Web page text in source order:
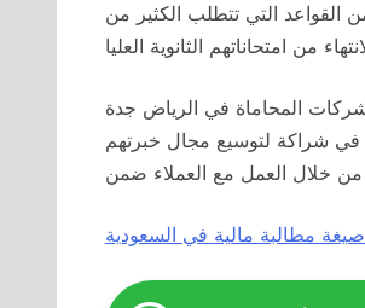
القواعد التي تتطلب الكثير من
المحاماة في الرياض جدة
شراكة لتوسيع مجال خبرتهم
صيغة مطالبة مالية في السعودية